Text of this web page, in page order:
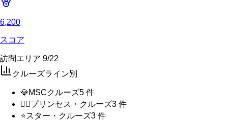
6,200
スコア
訪問エリア 9/22
クルーズライン別
💎MSCクルーズ5 件
🧜‍♀️プリンセス・クルーズ3 件
⭐スター・クルーズ3 件